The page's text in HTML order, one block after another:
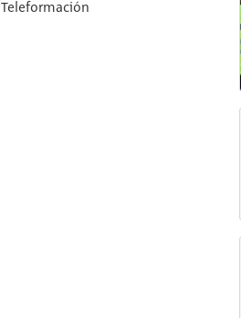
Teleformación